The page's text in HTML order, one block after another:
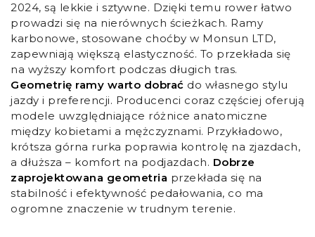
2024, są lekkie i sztywne. Dzięki temu rower łatwo
prowadzi się na nierównych ścieżkach. Ramy
karbonowe, stosowane choćby w Monsun LTD,
zapewniają większą elastyczność. To przekłada się
na wyższy komfort podczas długich tras.
Geometrię ramy warto dobrać do własnego stylu
jazdy i preferencji. Producenci coraz częściej oferują
modele uwzględniające różnice anatomiczne
między kobietami a mężczyznami. Przykładowo,
krótsza górna rurka poprawia kontrolę na zjazdach,
a dłuższa – komfort na podjazdach. Dobrze
zaprojektowana geometria przekłada się na
stabilność i efektywność pedałowania, co ma
ogromne znaczenie w trudnym terenie.